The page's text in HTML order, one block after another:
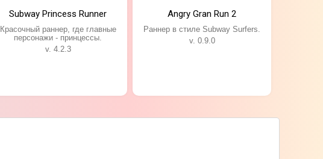
Subway Princess Runner
Красочный раннер, где главные
персонажи - принцессы.
v. 4.2.3
Angry Gran Run 2
Раннер в стиле Subway Surfers.
v. 0.9.0